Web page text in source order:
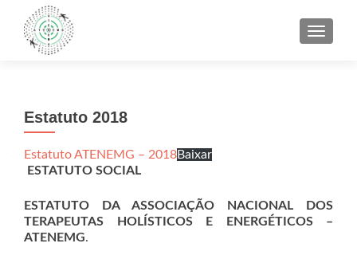
Estatuto 2018
Estatuto ATENEMG – 2018Baixar
ESTATUTO SOCIAL
ESTATUTO DA ASSOCIAÇÃO NACIONAL DOS
TERAPEUTAS HOLÍSTICOS E ENERGÉTICOS –
ATENEMG.